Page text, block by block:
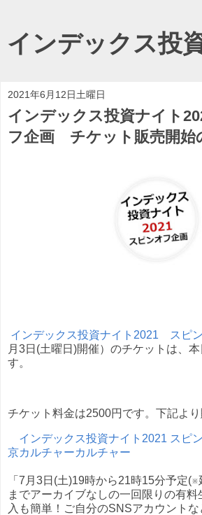
インデックス投
2021年6月12日土曜日
インデックス投資ナイト
フ企画 チケット販売開始
インデックス投資ナイト2021 スピ
月3日(土曜日)開催）のチケットは、
す。
チケット料金は2500円です。下記より
インデックス投資ナイト2021 ス
京カルチャーカルチャー
「7月3日(土)19時から21時15分予定
までアーカイブなしの一回限りの有
入も簡単！ご自分のSNSアカウント